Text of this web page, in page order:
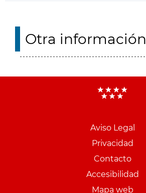
Otra información
Aviso Legal
Privacidad
Contacto
Accesibilidad
Mapa web